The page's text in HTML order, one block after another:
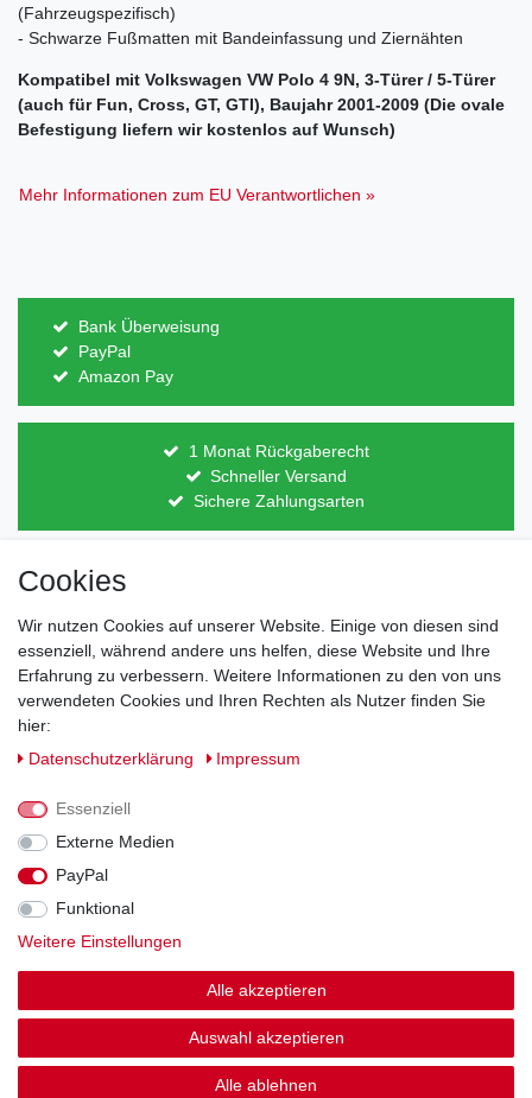
(Fahrzeugspezifisch)
- Schwarze Fußmatten mit Bandeinfassung und Ziernähten
Kompatibel mit Volkswagen VW Polo 4 9N, 3-Türer / 5-Türer
(auch für Fun, Cross, GT, GTI), Baujahr 2001-2009 (Die ovale
Befestigung liefern wir kostenlos auf Wunsch)
Mehr Informationen zum EU Verantwortlichen »
Bank Überweisung
PayPal
Amazon Pay
1 Monat Rückgaberecht
Schneller Versand
Sichere Zahlungsarten
Direkt vom Hersteller
Lagerware
Barrierefreiheitserklärung
© Copyright 2026 | Alle Rechte vorbehalten.
Cookies
Wir nutzen Cookies auf unserer Website. Einige von diesen sind
essenziell, während andere uns helfen, diese Website und Ihre
Erfahrung zu verbessern. Weitere Informationen zu den von uns
verwendeten Cookies und Ihren Rechten als Nutzer finden Sie
hier:
Daten­schutz­erklärung
Impressum
Essenziell
Externe Medien
PayPal
Funktional
Weitere Einstellungen
Alle akzeptieren
Auswahl akzeptieren
Alle ablehnen